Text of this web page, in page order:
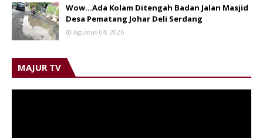
Wow...Ada Kolam Ditengah Badan Jalan Masjid
Desa Pematang Johar Deli Serdang
Agustus 04, 2026
MAJUR TV